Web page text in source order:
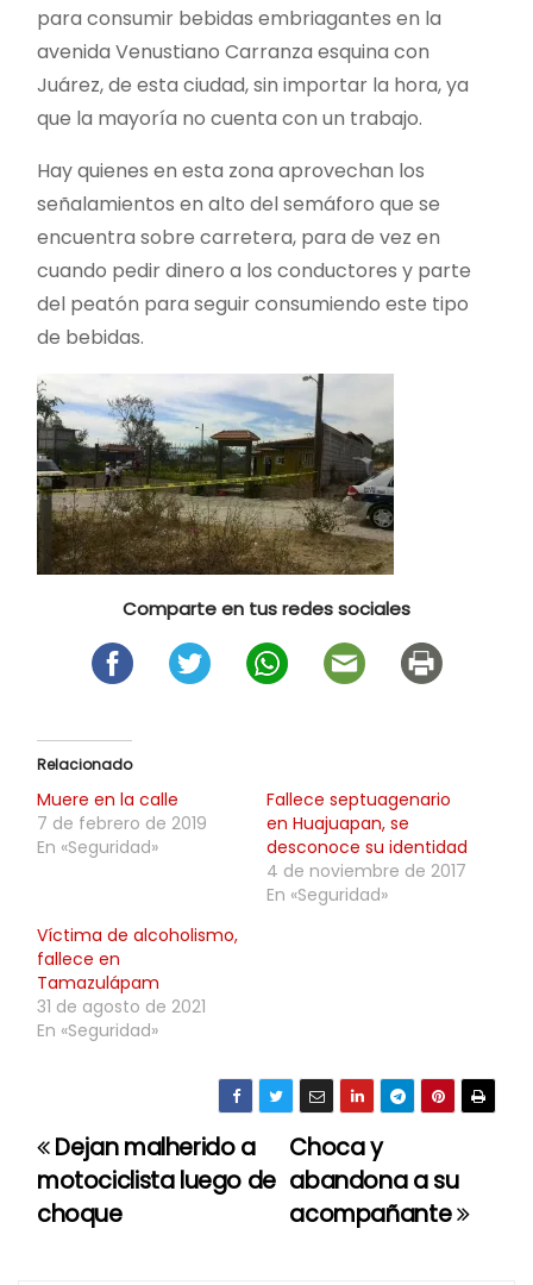
para consumir bebidas embriagantes en la
avenida Venustiano Carranza esquina con
Juárez, de esta ciudad, sin importar la hora, ya
que la mayoría no cuenta con un trabajo.
Hay quienes en esta zona aprovechan los
señalamientos en alto del semáforo que se
encuentra sobre carretera, para de vez en
cuando pedir dinero a los conductores y parte
del peatón para seguir consumiendo este tipo
de bebidas.
Comparte en tus redes sociales
Relacionado
Muere en la calle
7 de febrero de 2019
En «Seguridad»
Fallece septuagenario
en Huajuapan, se
desconoce su identidad
4 de noviembre de 2017
En «Seguridad»
Víctima de alcoholismo,
fallece en
Tamazulápam
31 de agosto de 2021
En «Seguridad»
N
a
Choca y
abandona a su
acompañante
Dejan malherido a
motociclista luego de
choque